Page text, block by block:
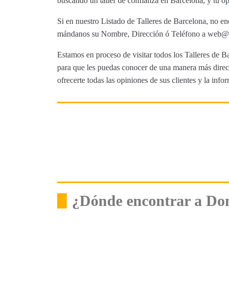
Si en nuestro Listado de Talleres de Barcelona, no
mándanos su Nombre, Dirección ó Teléfono a
Estamos en proceso de visitar todos los Talleres de
para que les puedas conocer de una manera más
ofrecerte todas las opiniones de sus clientes y la
¿Dónde encontrar a